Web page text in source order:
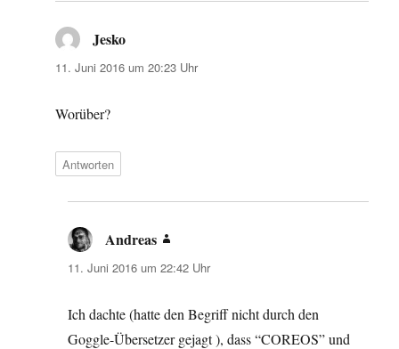
Jesko
11. Juni 2016 um 20:23 Uhr
Worüber?
Antworten
Andreas
11. Juni 2016 um 22:42 Uhr
Ich dachte (hatte den Begriff nicht durch den
Goggle-Übersetzer gejagt ), dass “COREOS” und